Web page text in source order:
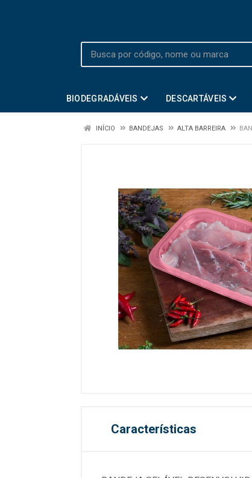
BIODEGRADÁVEIS DESCARTÁVEIS
INÍCIO BANDEJAS ALTA BARREIRA
Características